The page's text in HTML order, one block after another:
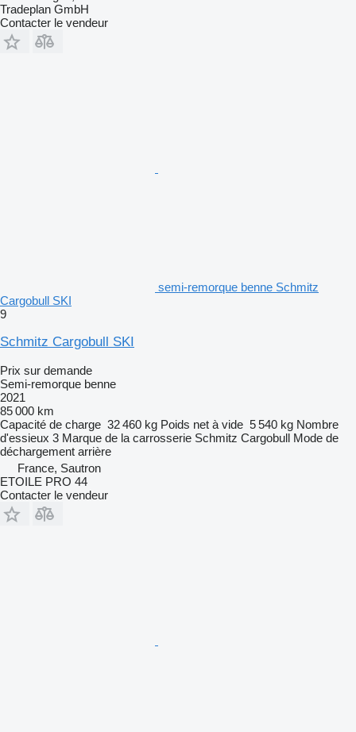
Tradeplan GmbH
Contacter le vendeur
semi-remorque benne Schmitz
Cargobull SKI
9
Schmitz Cargobull SKI
Prix sur demande
Semi-remorque benne
2021
85 000 km
Capacité de charge 32 460 kg Poids net à vide 5 540 kg Nombre
d'essieux 3 Marque de la carrosserie Schmitz Cargobull Mode de
déchargement arrière
France, Sautron
ETOILE PRO 44
Contacter le vendeur